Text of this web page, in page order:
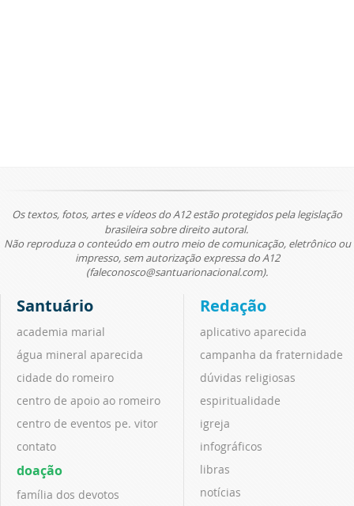
Os textos, fotos, artes e vídeos do A12 estão protegidos pela legislação
brasileira sobre direito autoral.
Não reproduza o conteúdo em outro meio de comunicação, eletrônico ou
impresso, sem autorização expressa do A12
(faleconosco@santuarionacional.com).
Santuário
academia marial
água mineral aparecida
cidade do romeiro
centro de apoio ao romeiro
centro de eventos pe. vitor
contato
doação
família dos devotos
Redação
aplicativo aparecida
campanha da fraternidade
dúvidas religiosas
espiritualidade
igreja
infográficos
libras
notícias